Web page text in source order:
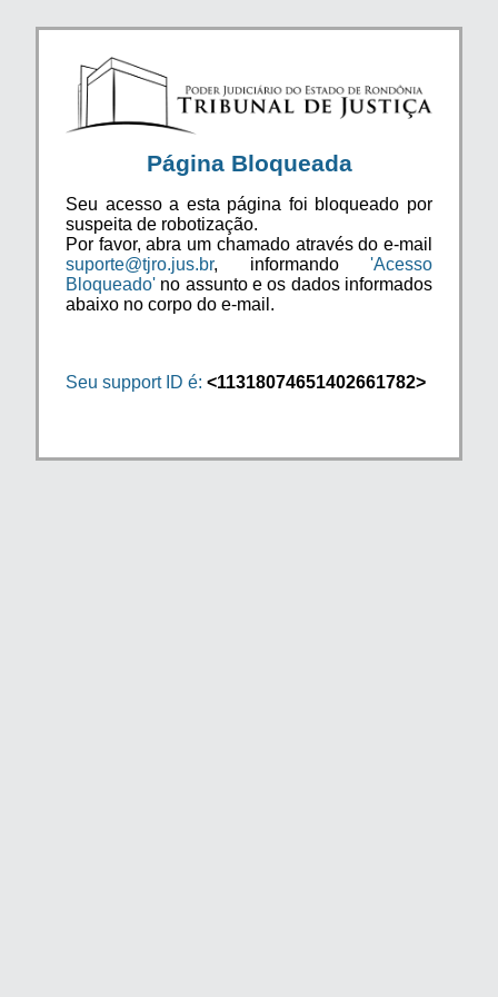
Página Bloqueada
Seu acesso a esta página foi bloqueado por
suspeita de robotização.
Por favor, abra um chamado através do e-mail
suporte@tjro.jus.br, informando 'Acesso
Bloqueado' no assunto e os dados informados
abaixo no corpo do e-mail.
Seu support ID é: <11318074651402661782>